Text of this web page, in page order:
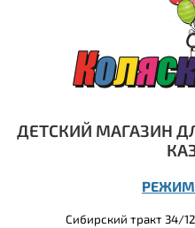
ДЕТСКИЙ МАГАЗИН
Сибирский тракт 34/